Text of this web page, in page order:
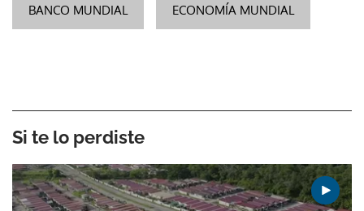
BANCO MUNDIAL ECONOMÍA MUNDIAL
Si te lo perdiste